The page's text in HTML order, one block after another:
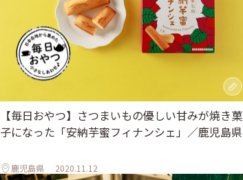
【毎日おやつ】さつまいもの優しい甘みが焼き菓
子になった「安納芋蜜フィナンシェ」／鹿児島県
鹿児島県 2020.11.12